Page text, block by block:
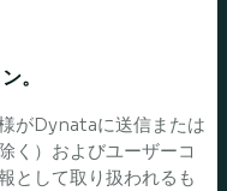
。
がDynataに送信または
く）およびユーザーコ
として取り扱われるも